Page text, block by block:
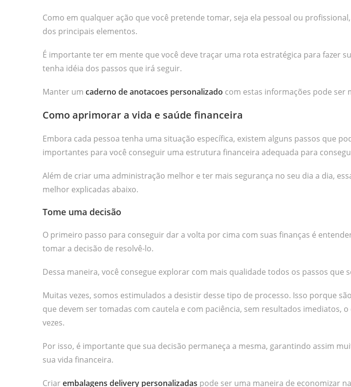
Como em qualquer ação que você pretende tomar, seja ela pessoal ou
dos principais elementos.
É importante ter em mente que você deve traçar uma rota estratégica para fazer
tenha idéia dos passos que irá seguir.
Manter um caderno de anotacoes personalizado com estas informações pode ser
Como aprimorar a vida e saúde financeira
Embora cada pessoa tenha uma situação específica, existem alguns passos que
importantes para você conseguir uma estrutura financeira adequada para
Além de criar uma administração melhor e ter mais segurança no seu dia a dia,
melhor explicadas abaixo.
Tome uma decisão
O primeiro passo para conseguir dar a volta por cima com suas finanças é
tomar a decisão de resolvê-lo.
Dessa maneira, você consegue explorar com mais qualidade todos os passos que
Muitas vezes, somos estimulados a desistir desse tipo de processo. Isso porque
que devem ser tomadas com cautela e com paciência, sem resultados imediatos,
vezes.
Por isso, é importante que sua decisão permaneça a mesma, garantindo assim
sua vida financeira.
Criarembalagens delivery personalizadas pode ser uma maneira de economizar